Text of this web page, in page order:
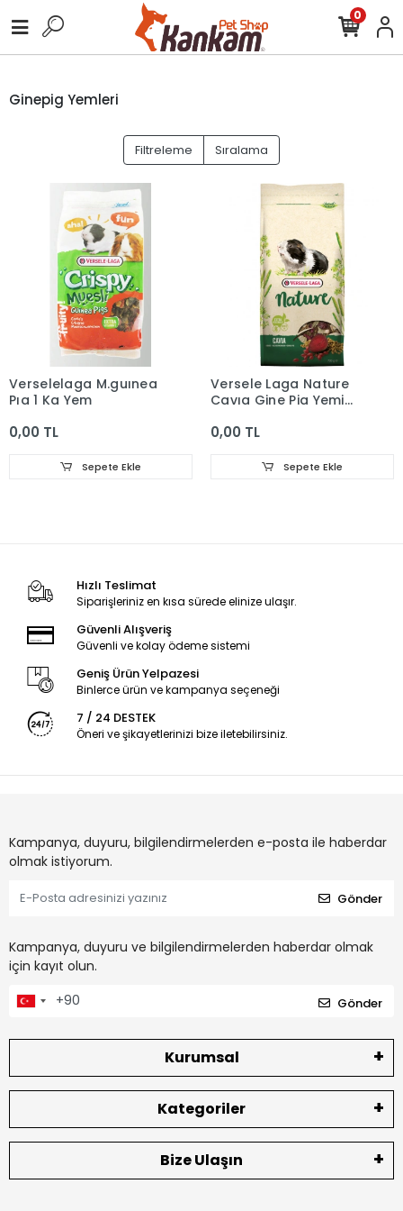
0
Ginepig Yemleri
Filtreleme Sıralama
Verselelaga M.guınea
Pıg 1 Kg Yem
0,00 TL
Sepete Ekle
Versele Laga Nature
Cavıa Gine Pig Yemi
0,00 TL
Sepete Ekle
Hızlı Teslimat
Siparişleriniz en kısa sürede elinize ulaşır.
Güvenli Alışveriş
Güvenli ve kolay ödeme sistemi
Geniş Ürün Yelpazesi
Binlerce ürün ve kampanya seçeneği
7 / 24 DESTEK
Öneri ve şikayetlerinizi bize iletebilirsiniz.
Kampanya, duyuru, bilgilendirmelerden e-posta ile haberdar
olmak istiyorum.
Gönder
Kampanya, duyuru ve bilgilendirmelerden haberdar olmak
için kayıt olun.
Gönder
Kurumsal
Kategoriler
Bize Ulaşın